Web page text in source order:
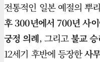
전통적인 일본 예절의 뿌
후 300년에서 700년 사
궁정 의례, 그리고불교
12세기 후반에 등장한사